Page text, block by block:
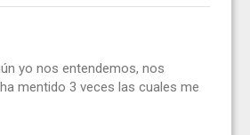
yo nos entendemos, nos
mentido 3 veces las cuales me